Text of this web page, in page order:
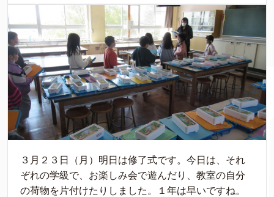
３月２３日（月）明日は修了式です。今日は、それ
ぞれの学級で、お楽しみ会で遊んだり、教室の自分
の荷物を片付けたりしました。１年は早いですね。